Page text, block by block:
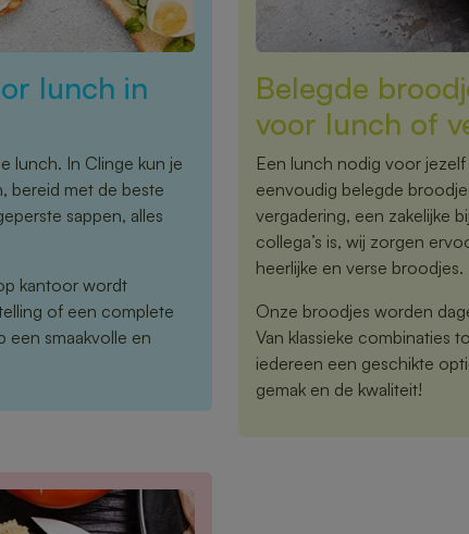
lunch in
lunch. In Clinge kun je
bereid met de beste
sappen, alles
kantoor wordt
of een complete
een smaakvolle en
Belegde
voor lunch of
Een lunch nodig voor
eenvoudig belegde
vergadering, een zakelijke
collega’s is, wij zorgen
heerlijke en verse broodjes.
Onze broodjes worden
Van klassieke combinaties
iedereen een geschikte
gemak en de kwaliteit!